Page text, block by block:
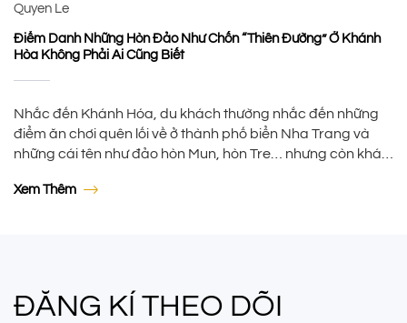
Quyen Le
Điểm Danh Những Hòn Đảo Như Chốn “thiên Đường” Ở Khánh
Hòa Không Phải Ai Cũng Biết
Nhắc đến Khánh Hóa, du khách thường nhắc đến những
điểm ăn chơi quên lối về ở thành phố biển Nha Trang và
những cái tên như đảo hòn Mun, hòn Tre… nhưng còn khá
cát mịn, nước trong xanh… mà không phải ai […]
Xem Thêm
ĐĂNG KÍ THEO DÕI